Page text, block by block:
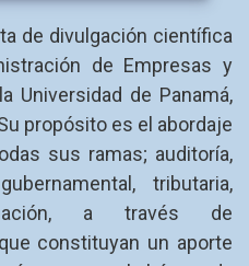
de divulgación científica
de Empresas y
Universidad de Panamá,
propósito es el abordaje
sus ramas; auditoría,
tributaria,
a través de
constituyan un aporte